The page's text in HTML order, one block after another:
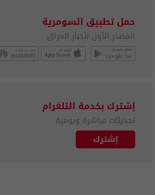
حمل تطبيق السومرية
المصدر الأول لأخبار العراق
إشترك بخدمة التلغرام
تحديثات مباشرة ويومية
إشترك